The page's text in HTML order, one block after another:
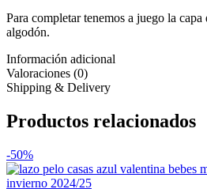
Para completar tenemos a juego la
algodón.
Información adicional
Valoraciones (0)
Shipping & Delivery
Productos relacionados
-50%